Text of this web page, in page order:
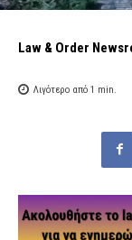
Law & Order
Λιγότερο από 1 min.